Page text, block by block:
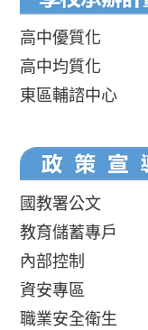
高中優質化
高中均質化
東區輔諮中心
國教署公文
教育儲蓄專戶
內部控制
資安專區
職業安全衛生